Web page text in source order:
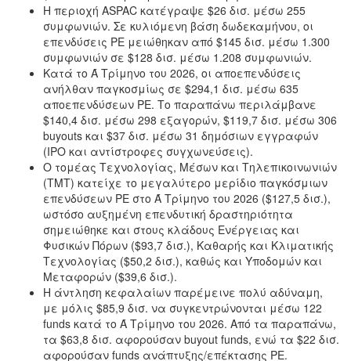
Η περιοχή ASPAC κατέγραψε $26 δισ. μέσω 255
συμφωνιών. Σε κυλιόμενη βάση δωδεκαμήνου, οι
επενδύσεις PE μειώθηκαν από $145 δισ. μέσω 1.300
συμφωνιών σε $128 δισ. μέσω 1.208 συμφωνιών.
Κατά το Ά Τρίμηνο του 2026, οι αποεπενδύσεις
ανήλθαν παγκοσμίως σε $294,1 δισ. μέσω 635
αποεπενδύσεων PE. Το παραπάνω περιλάμβανε
$140,4 δισ. μέσω 298 εξαγορών, $119,7 δισ. μέσω 306
buyouts και $37 δισ. μέσω 31 δημόσιων εγγραφών
(IPO και αντίστροφες συγχωνεύσεις).
Ο τομέας Τεχνολογίας, Μέσων και Τηλεπικοινωνιών
(TMT) κατείχε το μεγαλύτερο μερίδιο παγκόσμιων
επενδύσεων PE στο Ά Τρίμηνο του 2026 ($127,5 δισ.),
ωστόσο αυξημένη επενδυτική δραστηριότητα
σημειώθηκε και στους κλάδους Ενέργειας και
Φυσικών Πόρων ($93,7 δισ.), Καθαρής και Κλιματικής
Τεχνολογίας ($50,2 δισ.), καθώς και Υποδομών και
Μεταφορών ($39,6 δισ.).
Η άντληση κεφαλαίων παρέμεινε πολύ αδύναμη,
με μόλις $85,9 δισ. να συγκεντρώνονται μέσω 122
funds κατά το Ά Τρίμηνο του 2026. Από τα παραπάνω,
τα $63,8 δισ. αφορούσαν buyout funds, ενώ τα $22 δισ.
αφορούσαν funds ανάπτυξης/επέκτασης PE.